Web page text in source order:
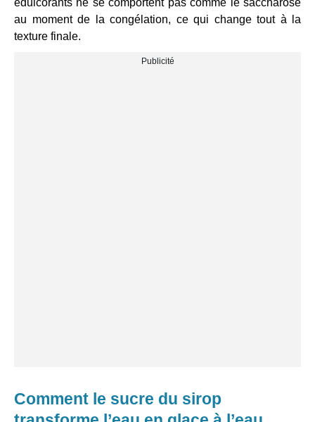
au moment de la congélation, ce qui change tout à la
texture finale.
Comment le sucre du sirop